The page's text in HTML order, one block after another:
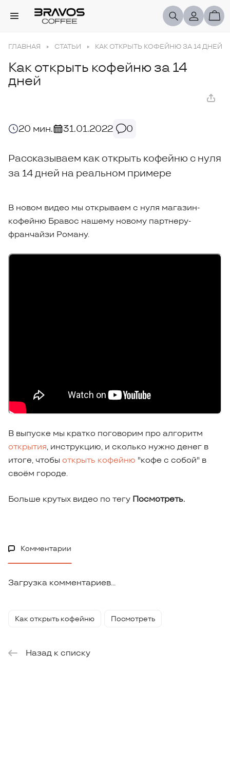
ГЛАВНАЯ СТАТЬИ КАК ОТКРЫТЬ КОФЕЙНЮ ЗА 14 ДНЕЙ
Как открыть кофейню за 14
дней
20 мин. 31.01.2022 0
Рассказываем как открыть кофейню с нуля
за 14 дней на реальном примере
В новом видео мы открываем с нуля магазин-
кофейню Бравос нашему новому партнеру-
франчайзи Роману.
В выпуске мы кратко поговорим про алгоритм
открытия, инструкцию, и сколько нужно денег в
итоге, чтобы открыть кофейню "кофе с собой" в
своём городе.
Больше крутых видео по тегу Посмотреть.
Комментарии
Загрузка комментариев...
Как открыть кофейню Посмотреть
Назад к списку